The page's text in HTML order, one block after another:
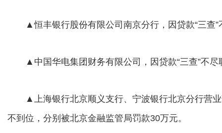
▲恒丰银行股份有限公司南京分行，因贷款“三查”
▲中国华电集团财务有限公司，因贷款“三查”不尽
▲上海银行北京顺义支行、宁波银行北京分行营业
不到位，分别被北京金融监管局罚款30万元。